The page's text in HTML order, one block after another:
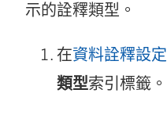
示的詮釋類型。
在資料詮釋設定
類型索引標籤。